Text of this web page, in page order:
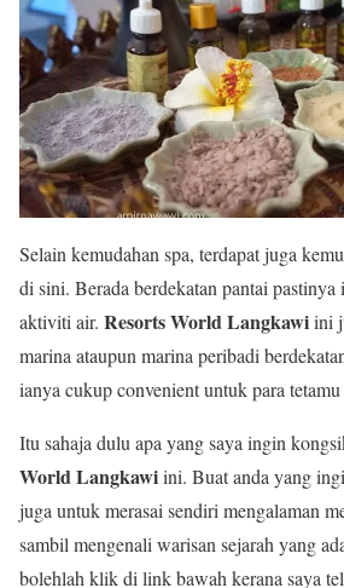
Selain kemudahan spa, terdapat juga
di sini. Berada berdekatan pantai pastinya
aktiviti air. Resorts World Langkawiini
marina ataupun marina peribadi
ianya cukup convenient untuk para
Itu sahaja dulu apa yang saya ingin
World Langkawiini. Buat anda yang
juga untuk merasai sendiri mengalaman
sambil mengenali warisan sejarah yang
bolehlah klik di link bawah kerana saya